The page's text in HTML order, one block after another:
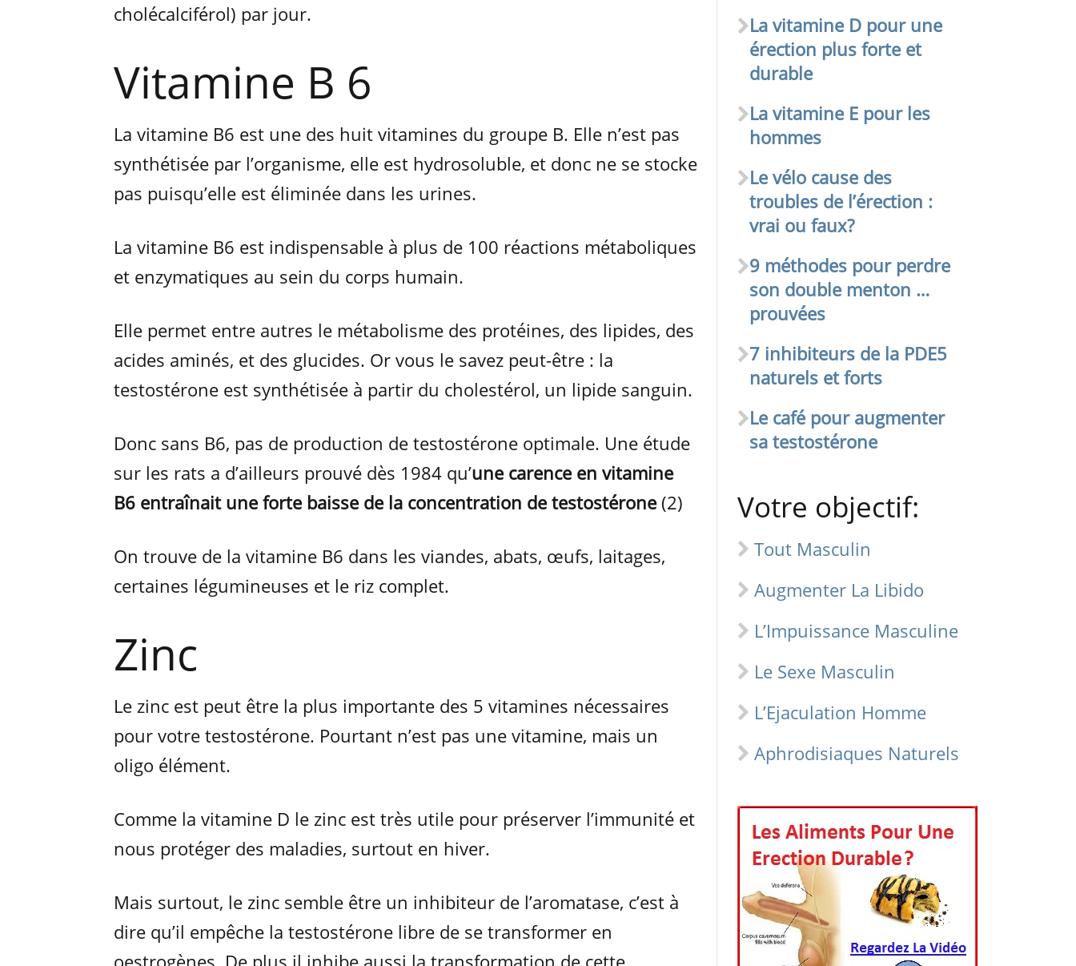
cholécalciférol) par jour.
Vitamine B 6
La vitamine B6 est une des huit vitamines du groupe B. Elle n’est pas
synthétisée par l’organisme, elle est hydrosoluble, et donc ne se stocke
pas puisqu’elle est éliminée dans les urines.
La vitamine B6 est indispensable à plus de 100 réactions métaboliques
et enzymatiques au sein du corps humain.
Elle permet entre autres le métabolisme des protéines, des lipides, des
acides aminés, et des glucides. Or vous le savez peut-être : la
testostérone est synthétisée à partir du cholestérol, un lipide sanguin.
Donc sans B6, pas de production de testostérone optimale. Une étude
sur les rats a d’ailleurs prouvé dès 1984 qu’une carence en vitamine
B6 entraînait une forte baisse de la concentration de testostérone (2)
On trouve de la vitamine B6 dans les viandes, abats, œufs, laitages,
certaines légumineuses et le riz complet.
Zinc
Le zinc est peut être la plus importante des 5 vitamines nécessaires
pour votre testostérone. Pourtant n’est pas une vitamine, mais un
oligo élément.
Comme la vitamine D le zinc est très utile pour préserver l’immunité et
nous protéger des maladies, surtout en hiver.
Mais surtout, le zinc semble être un inhibiteur de l’aromatase, c’est à
dire qu’il empêche la testostérone libre de se transformer en
oestrogènes. De plus il inhibe aussi la transformation de cette
La vitamine D pour une
érection plus forte et
durable
La vitamine E pour les
hommes
Le vélo cause des
troubles de l’érection :
vrai ou faux?
9 méthodes pour perdre
son double menton …
prouvées
7 inhibiteurs de la PDE5
naturels et forts
Le café pour augmenter
sa testostérone
Votre objectif:
Tout Masculin
Augmenter La Libido
L’Impuissance Masculine
Le Sexe Masculin
L’Ejaculation Homme
Aphrodisiaques Naturels